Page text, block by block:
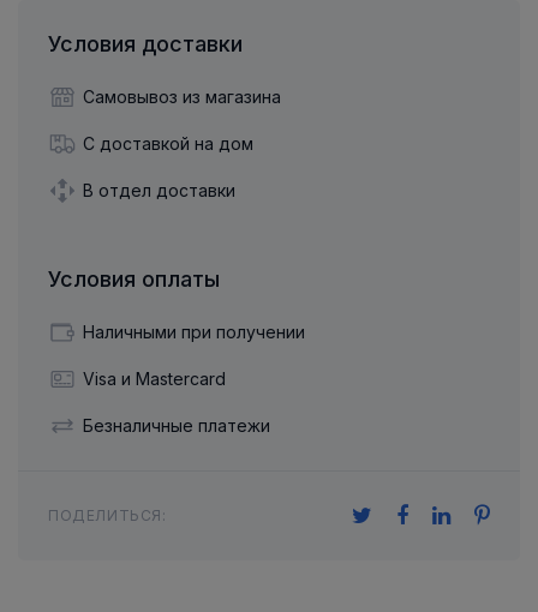
Условия доставки
Самовывоз из магазина
С доставкой на дом
В отдел доставки
Условия оплаты
Наличными при получении
Visa и Mastercard
Безналичные платежи
ПОДЕЛИТЬСЯ: